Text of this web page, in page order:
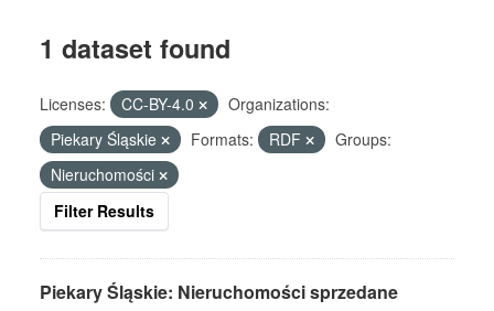
1 dataset found
Licenses: CC-BY-4.0
Organizations:
Piekary Śląskie
Formats: RDF
Groups:
Nieruchomości
Filter Results
Piekary Śląskie: Nieruchomości sprzedane